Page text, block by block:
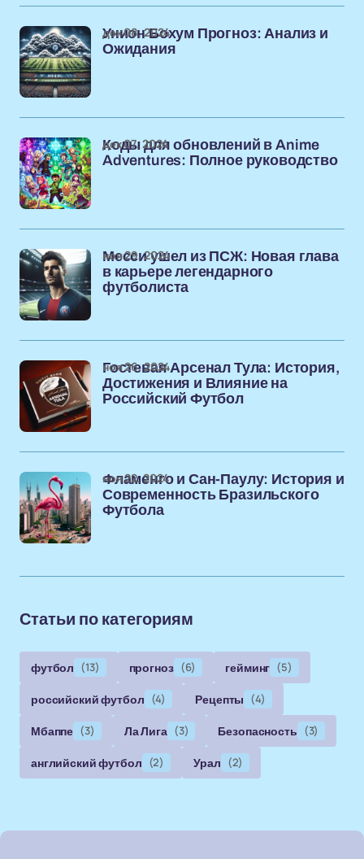
Унион Бохум Прогноз: Анализ и
Ожидания
дек 08, 2024
Коды для обновлений в Anime
Adventures: Полное руководство
дек 07, 2024
Месси ушел из ПСЖ: Новая глава
в карьере легендарного
футболиста
ноя 29, 2024
Гостевая Арсенал Тула: История,
Достижения и Влияние на
Российский Футбол
ноя 26, 2024
Фламенго и Сан-Паулу: История и
Современность Бразильского
Футбола
ноя 22, 2024
Статьи по категориям
футбол (13) прогноз (6) гейминг (5)
российский футбол (4) Рецепты (4)
Мбаппе (3) Ла Лига (3) Безопасность (3)
английский футбол (2) Урал (2)